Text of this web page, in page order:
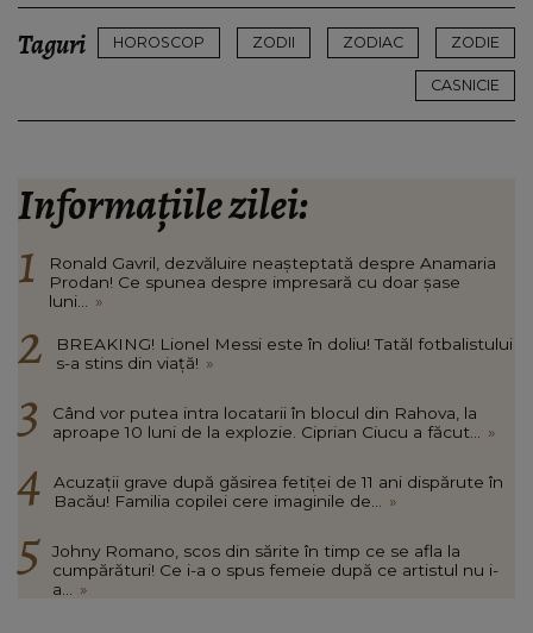
Taguri HOROSCOP ZODII ZODIAC ZODIE
CASNICIE
Informațiile zilei:
Ronald Gavril, dezvăluire neașteptată despre Anamaria
Prodan! Ce spunea despre impresară cu doar șase
luni...
»
BREAKING! Lionel Messi este în doliu! Tatăl fotbalistului
s-a stins din viață! »
Când vor putea intra locatarii în blocul din Rahova, la
aproape 10 luni de la explozie. Ciprian Ciucu a făcut...
»
Acuzații grave după găsirea fetiței de 11 ani dispărute în
Bacău! Familia copilei cere imaginile de...
»
Johny Romano, scos din sărite în timp ce se afla la
cumpărături! Ce i-a o spus femeie după ce artistul nu i-
a...
»